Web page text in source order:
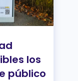
los
público